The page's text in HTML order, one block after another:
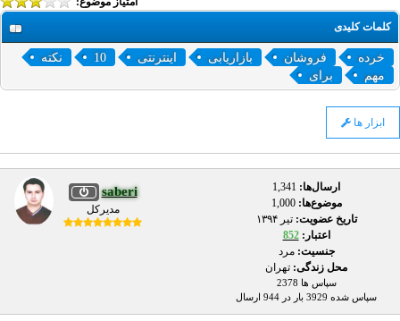
کلمات کلیدی
خرده فروشان بازاریابی اینترنتی 10
نکته
مهم
برای
ابزار ها
saberi
مدیرکل
ارسال‌ها: 1,341
موضوع‌ها: 1,000
تاریخ عضویت:تير ۱۳۹۴
اعتبار:852
جنسیت: مرد
محل زندگی: تهران
سپاس ها 2378
سپاس شده 3929 بار در 944 ارسال